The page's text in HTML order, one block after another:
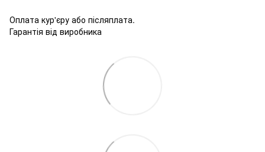
Оплата кур'єру або післяплата.
Гарантія від виробника